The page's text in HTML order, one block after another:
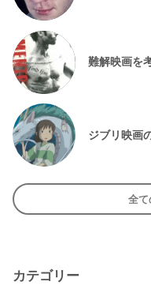
難解映画を
ジブリ映画
全て
カテゴリー